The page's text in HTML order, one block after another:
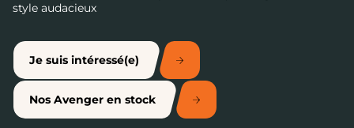
style audacieux
Je suis intéressé(e)
Nos Avenger en stock